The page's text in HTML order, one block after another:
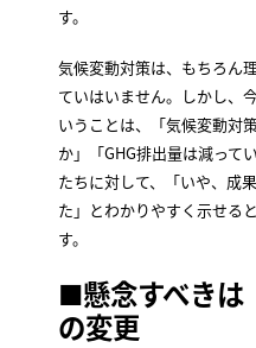
す。
気候変動対策は、もちろん
ていはいません。しかし、
いうことは、「気候変動対
か」「GHG排出量は減って
たちに対して、「いや、成
た」とわかりやすく示せる
す。
■懸念すべきは
の変更